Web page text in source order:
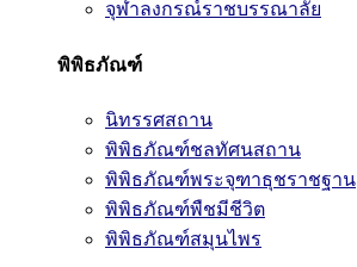
จุฬาลงกรณ์ราชบรรณาลัย
พิพิธภัณฑ์
นิทรรศสถาน
พิพิธภัณฑ์ชลทัศนสถาน
พิพิธภัณฑ์พระจุฑาธุชราชฐาน
พิพิธภัณฑ์พืชมีชีวิต
พิพิธภัณฑ์สมุนไพร